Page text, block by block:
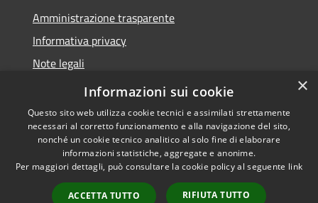
Amministrazione trasparente
Informativa privacy
Note legali
Dichiarazione di accessibilità
Accessibilità
Copyright © 2026 • Comune di
Cene • Powered by
Municipium•
Accesso
×
Informazioni sui cookie
Questo sito web utilizza cookie tecnici e assimilati strettamente
necessari al corretto funzionamento e alla navigazione del sito,
nonché un cookie tecnico analitico al solo fine di elaborare
informazioni statistiche, aggregate e anonime.
Per maggiori dettagli, può consultare la cookie policy al seguente link
ACCETTA TUTTO RIFIUTA TUTTO